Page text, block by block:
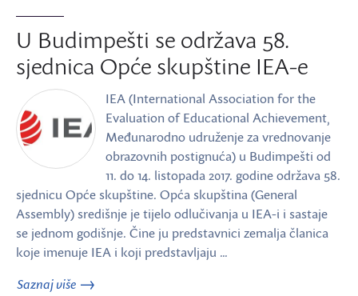
U Budimpešti se održava 58.
sjednica Opće skupštine IEA-e
IEA (International Association for the
Evaluation of Educational Achievement,
Međunarodno udruženje za vrednovanje
obrazovnih postignuća) u Budimpešti od
11. do 14. listopada 2017. godine održava 58.
sjednicu Opće skupštine. Opća skupština (General
Assembly) središnje je tijelo odlučivanja u IEA-i i sastaje
se jednom godišnje. Čine ju predstavnici zemalja članica
koje imenuje IEA i koji predstavljaju …
Saznaj više